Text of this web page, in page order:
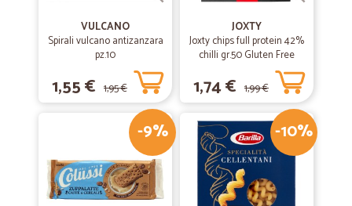
VULCANO
Spirali vulcano antizanzara
pz.10
1,55 € 1,95 €
JOXTY
Joxty chips full protein 42%
chilli gr.50 Gluten Free
1,74 € 1,99 €
-9% -10%